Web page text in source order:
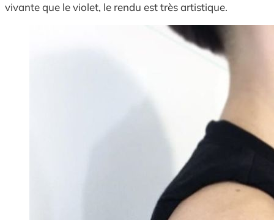
vivante que le violet, le rendu est très artistique.